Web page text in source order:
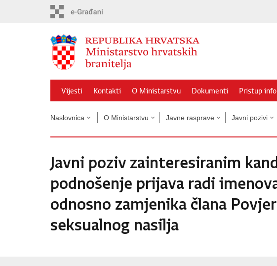
Vijesti Kontakti O Ministarstvu Dokumenti Pristup
Naslovnica O Ministarstvu Javne rasprave Javni pozivi
Javni poziv zainteresiranim
podnošenje prijava radi
odnosno zamjenika člana
seksualnog nasilja